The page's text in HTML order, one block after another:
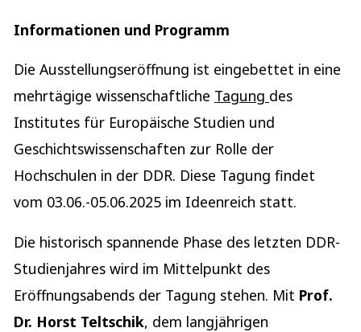
Informationen und Programm
Die Ausstellungseröffnung ist eingebettet in eine
mehrtägige wissenschaftliche Tagung des
Institutes für Europäische Studien und
Geschichtswissenschaften zur Rolle der
Hochschulen in der DDR. Diese Tagung findet
vom 03.06.-05.06.2025 im Ideenreich statt.
Die historisch spannende Phase des letzten DDR-
Studienjahres wird im Mittelpunkt des
Eröffnungsabends der Tagung stehen. Mit Prof.
Dr. Horst Teltschik, dem langjährigen